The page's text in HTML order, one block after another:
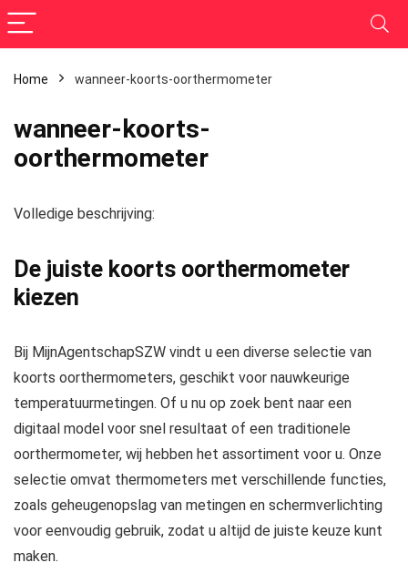
Home wanneer-koorts-oorthermometer
wanneer-koorts-
oorthermometer
Volledige beschrijving:
De juiste koorts oorthermometer
kiezen
Bij MijnAgentschapSZW vindt u een diverse selectie van
koorts oorthermometers, geschikt voor nauwkeurige
temperatuurmetingen. Of u nu op zoek bent naar een
digitaal model voor snel resultaat of een traditionele
oorthermometer, wij hebben het assortiment voor u. Onze
selectie omvat thermometers met verschillende functies,
zoals geheugenopslag van metingen en schermverlichting
voor eenvoudig gebruik, zodat u altijd de juiste keuze kunt
maken.